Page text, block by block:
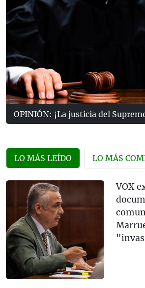
OPINIÓN: ¡La justicia del
LO MÁS LEÍDO LO MÁS
VOX